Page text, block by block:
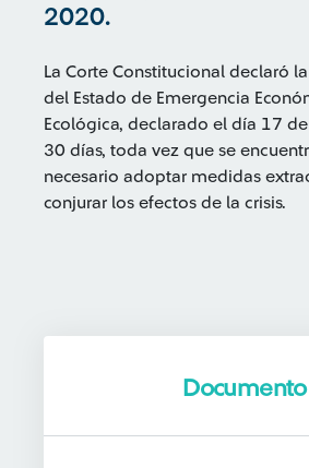
2020.
La Corte Constitucional declaró
del Estado de Emergencia
Ecológica, declarado el día 17
30 días, toda vez que se
necesario adoptar medidas
conjurar los efectos de la crisis.
Documento